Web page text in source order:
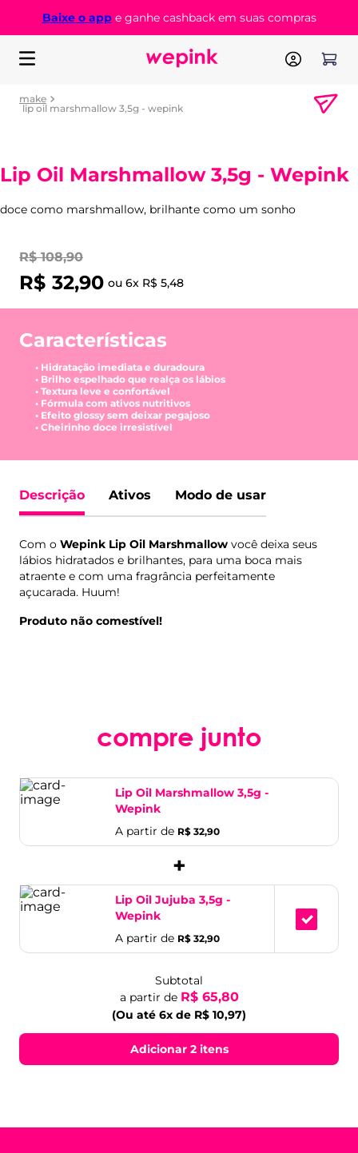
Baixe o appe ganhe cashback em suas compras
make
lip oil marshmallow 3,5g - wepink
Lip Oil Marshmallow 3,5g - Wepink
doce como marshmallow, brilhante como um sonho
R$ 108,90
R$ 32,90 ou 6x R$ 5,48
Características
• Hidratação imediata e duradoura
• Brilho espelhado que realça os lábios
• Textura leve e confortável
• Fórmula com ativos nutritivos
• Efeito glossy sem deixar pegajoso
• Cheirinho doce irresistível
Descrição Ativos Modo de usar
Com o Wepink Lip Oil Marshmallow você deixa seus
lábios hidratados e brilhantes, para uma boca mais
atraente e com uma fragrância perfeitamente
açucarada. Huum!
Produto não comestível!
compre junto
Lip Oil Marshmallow 3,5g -
Wepink
A partir de R$ 32,90
+
Lip Oil Jujuba 3,5g -
Wepink
A partir de R$ 32,90
Subtotal
a partir de R$ 65,80
(Ou até 6x de R$ 10,97)
Adicionar 2 itens